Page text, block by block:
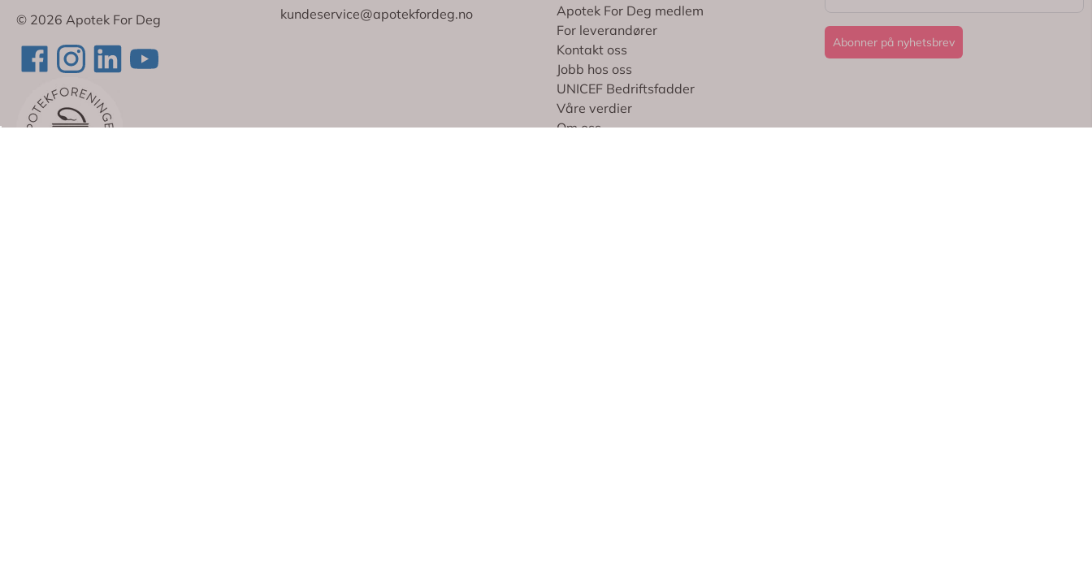
© 2026 Apotek For Deg
kundeservice@apotekfordeg.no
Apotek For Deg medlem
For leverandører
Kontakt oss
Jobb hos oss
UNICEF Bedriftsfadder
Våre verdier
Om oss
Abonner på nyhetsbrev